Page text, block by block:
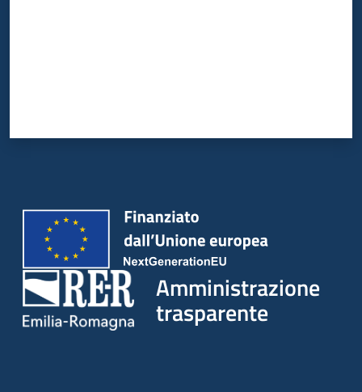
Amministrazione
trasparente